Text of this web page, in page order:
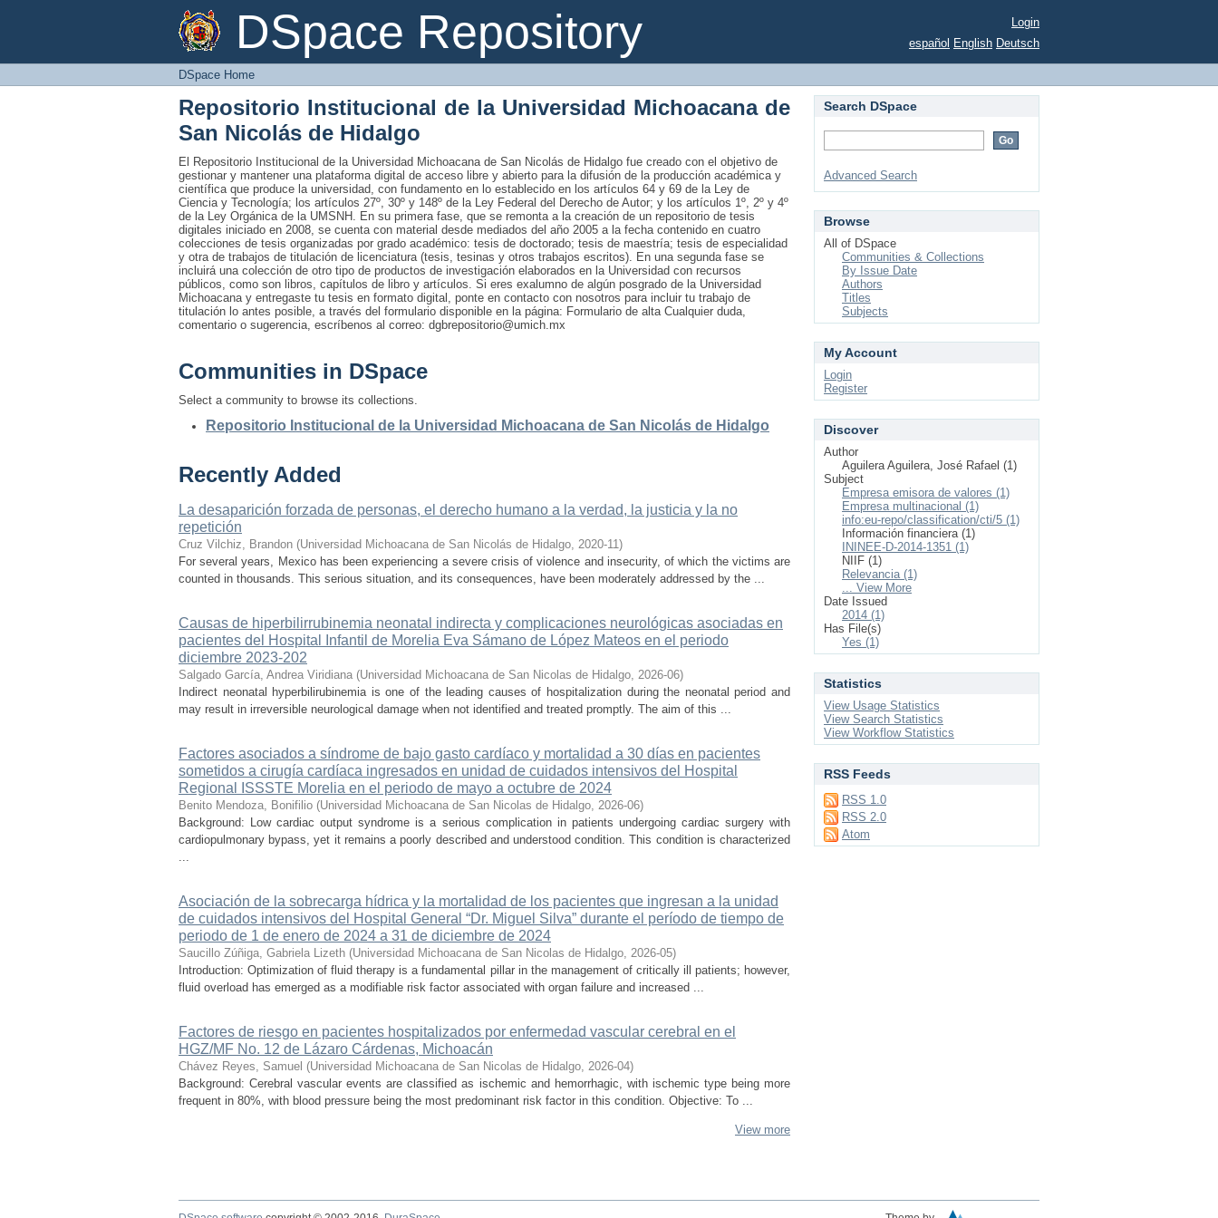
DSpace Repository
DSpace Home
Login
español English Deutsch
DSpace Home
Repositorio Institucional de la Universidad Michoacana de
San Nicolás de Hidalgo
El Repositorio Institucional de la Universidad Michoacana de San Nicolás de Hidalgo fue creado con el objetivo de
gestionar y mantener una plataforma digital de acceso libre y abierto para la difusión de la producción académica y
científica que produce la universidad, con fundamento en lo establecido en los artículos 64 y 69 de la Ley de
Ciencia y Tecnología; los artículos 27º, 30º y 148º de la Ley Federal del Derecho de Autor; y los artículos 1º, 2º y 4º
de la Ley Orgánica de la UMSNH. En su primera fase, que se remonta a la creación de un repositorio de tesis
digitales iniciado en 2008, se cuenta con material desde mediados del año 2005 a la fecha contenido en cuatro
colecciones de tesis organizadas por grado académico: tesis de doctorado; tesis de maestría; tesis de especialidad
y otra de trabajos de titulación de licenciatura (tesis, tesinas y otros trabajos escritos). En una segunda fase se
incluirá una colección de otro tipo de productos de investigación elaborados en la Universidad con recursos
públicos, como son libros, capítulos de libro y artículos. Si eres exalumno de algún posgrado de la Universidad
Michoacana y entregaste tu tesis en formato digital, ponte en contacto con nosotros para incluir tu trabajo de
titulación lo antes posible, a través del formulario disponible en la página: Formulario de alta Cualquier duda,
comentario o sugerencia, escríbenos al correo: dgbrepositorio@umich.mx
Communities in DSpace
Select a community to browse its collections.
Repositorio Institucional de la Universidad Michoacana de San Nicolás de Hidalgo
Recently Added
La desaparición forzada de personas, el derecho humano a la verdad, la justicia y la no
repetición
Cruz Vilchiz, Brandon (Universidad Michoacana de San Nicolás de Hidalgo, 2020-11)
For several years, Mexico has been experiencing a severe crisis of violence and insecurity, of which the victims are
counted in thousands. This serious situation, and its consequences, have been moderately addressed by the ...
Causas de hiperbilirrubinemia neonatal indirecta y complicaciones neurológicas asociadas en
pacientes del Hospital Infantil de Morelia Eva Sámano de López Mateos en el periodo
diciembre 2023-202
Salgado García, Andrea Viridiana (Universidad Michoacana de San Nicolas de Hidalgo, 2026-06)
Indirect neonatal hyperbilirubinemia is one of the leading causes of hospitalization during the neonatal period and
may result in irreversible neurological damage when not identified and treated promptly. The aim of this ...
Factores asociados a síndrome de bajo gasto cardíaco y mortalidad a 30 días en pacientes
sometidos a cirugía cardíaca ingresados en unidad de cuidados intensivos del Hospital
Regional ISSSTE Morelia en el periodo de mayo a octubre de 2024
Benito Mendoza, Bonifilio (Universidad Michoacana de San Nicolas de Hidalgo, 2026-06)
Background: Low cardiac output syndrome is a serious complication in patients undergoing cardiac surgery with
cardiopulmonary bypass, yet it remains a poorly described and understood condition. This condition is characterized
...
Asociación de la sobrecarga hídrica y la mortalidad de los pacientes que ingresan a la unidad
de cuidados intensivos del Hospital General “Dr. Miguel Silva” durante el período de tiempo de
periodo de 1 de enero de 2024 a 31 de diciembre de 2024
Saucillo Zúñiga, Gabriela Lizeth (Universidad Michoacana de San Nicolas de Hidalgo, 2026-05)
Introduction: Optimization of fluid therapy is a fundamental pillar in the management of critically ill patients; however,
fluid overload has emerged as a modifiable risk factor associated with organ failure and increased ...
Factores de riesgo en pacientes hospitalizados por enfermedad vascular cerebral en el
HGZ/MF No. 12 de Lázaro Cárdenas, Michoacán
Chávez Reyes, Samuel (Universidad Michoacana de San Nicolas de Hidalgo, 2026-04)
Background: Cerebral vascular events are classified as ischemic and hemorrhagic, with ischemic type being more
frequent in 80%, with blood pressure being the most predominant risk factor in this condition. Objective: To ...
View more
Search DSpace
Advanced Search
Browse
All of DSpace
Communities & Collections
By Issue Date
Authors
Titles
Subjects
My Account
Login
Register
Discover
Author
Aguilera Aguilera, José Rafael (1)
Subject
Empresa emisora de valores (1)
Empresa multinacional (1)
info:eu-repo/classification/cti/5 (1)
Información financiera (1)
ININEE-D-2014-1351 (1)
NIIF (1)
Relevancia (1)
... View More
Date Issued
2014 (1)
Has File(s)
Yes (1)
Statistics
View Usage Statistics
View Search Statistics
View Workflow Statistics
RSS Feeds
RSS 1.0
RSS 2.0
Atom